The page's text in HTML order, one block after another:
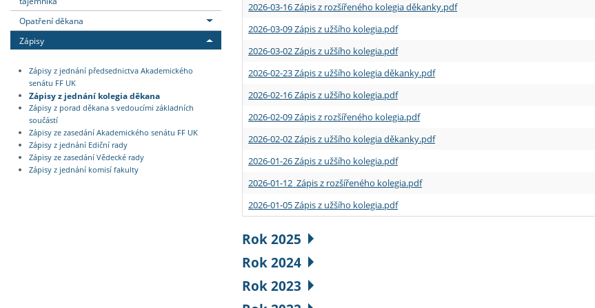
Opatření děkana
Zápisy
Zápisy z jednání předsednictva Akademického
senátu FF UK
Zápisy z jednání kolegia děkana
Zápisy z porad děkana s vedoucími základních
součástí
Zápisy ze zasedání Akademického senátu FF UK
Zápisy z jednání Ediční rady
Zápisy ze zasedání Vědecké rady
Zápisy z jednání komisí fakulty
2026-03-16 Zápis z rozšířeného kolegia děkanky.pdf
2026-03-09 Zápis z užšího kolegia.pdf
2026-03-02 Zápis z užšího kolegia.pdf
2026-02-23 Zápis z užšího kolegia děkanky.pdf
2026-02-16 Zápis z užšího kolegia.pdf
2026-02-09 Zápis z rozšířeného kolegia.pdf
2026-02-02 Zápis z užšího kolegia děkanky.pdf
2026-01-26 Zápis z užšího kolegia.pdf
2026-01-12 Zápis z rozšířeného kolegia.pdf
2026-01-05 Zápis z užšího kolegia.pdf
Rok 2025
Rok 2024
Rok 2023